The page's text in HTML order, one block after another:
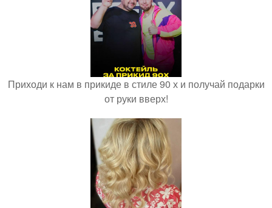
Приходи к нам в прикиде в стиле 90 х и получай подарки
от руки вверх!